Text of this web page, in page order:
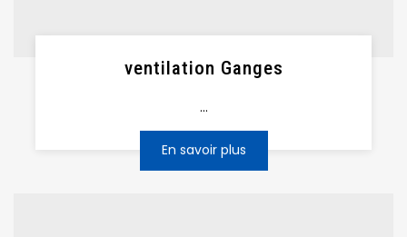
ventilation Ganges
...
En savoir plus